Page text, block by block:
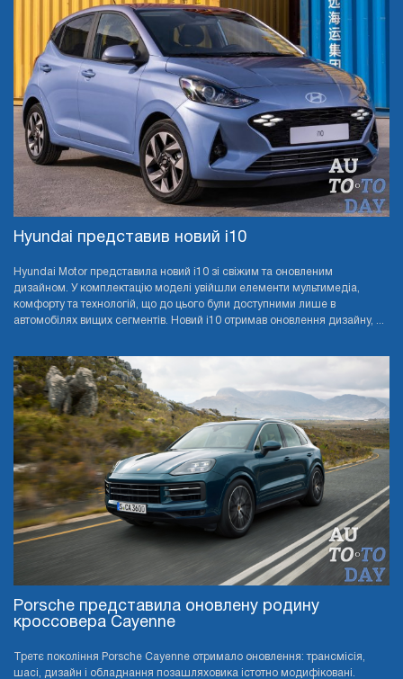
Hyundai представив новий i10
Hyundai Motor представила новий i10 зі свіжим та оновленим
дизайном. У комплектацію моделі увійшли елементи мультимедіа,
комфорту та технологій, що до цього були доступними лише в
автомобілях вищих сегментів. Новий i10 отримав оновлення дизайну, ...
Porsche представила оновлену родину
кроссовера Cayenne
Третє покоління Porsche Cayenne отримало оновлення: трансмісія,
шасі, дизайн і обладнання позашляховика істотно модифіковані.